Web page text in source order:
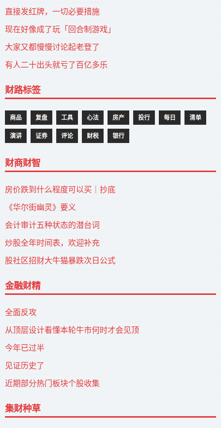
直接发红牌，一切必要措施
现在好像成了玩「回合制游戏」
大家又都慢慢讨论起老登了
有人二十出头就亏了百亿多乐
财路标签
商品 复盘 工具 心法 房产 投行 每日 清单
演讲 证券 评论 财税 银行
财商财智
房价跌到什么程度可以买｜抄底
《华尔街幽灵》要义
会计审计五种状态的潜台词
炒股全年时间表，欢迎补充
股社区招财大牛猫暴跌次日公式
金融财精
全面反攻
从顶层设计看懂本轮牛市何时才会见顶
今年已过半
见证历史了
近期部分热门板块个股收集
集财种草